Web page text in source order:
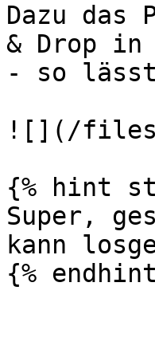
Dazu das
& Drop in
- so
![](/files/
{% hint
Super,
kann